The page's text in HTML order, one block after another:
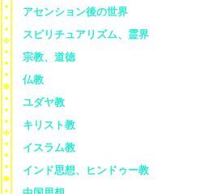
アセンション後の世界
スピリチュアリズム、霊界
宗教、道徳
仏教
ユダヤ教
キリスト教
イスラム教
インド思想、ヒンドゥー教